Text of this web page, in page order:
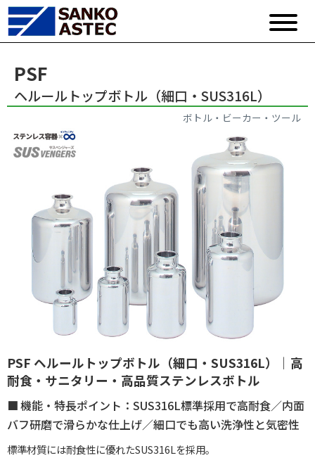
PSF
ヘルールトップボトル（細口・SUS316L）
ボトル・ビーカー・ツール
PSF ヘルールトップボトル（細口・SUS316L）｜高
耐食・サニタリー・高品質ステンレスボトル
機能・特長ポイント：SUS316L標準採用で高耐食／内面
バフ研磨で滑らかな仕上げ／細口でも高い洗浄性と気密性
標準材質には耐食性に優れたSUS316Lを採用。